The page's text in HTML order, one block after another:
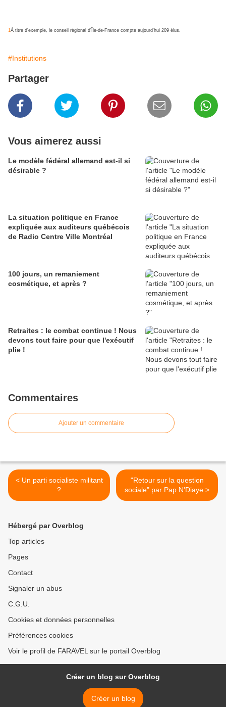
1À titre d'exemple, le conseil régional d'Île-de-France compte aujourd'hui 209 élus.
#Institutions
Partager
Vous aimerez aussi
Le modèle fédéral allemand est-il si
désirable ?
La situation politique en France
expliquée aux auditeurs québécois
de Radio Centre Ville Montréal
100 jours, un remaniement
cosmétique, et après ?
Retraites : le combat continue ! Nous
devons tout faire pour que l'exécutif
plie !
Commentaires
Ajouter un commentaire
< Un parti socialiste militant
?
"Retour sur la question
sociale" par Pap N'Diaye >
Hébergé par Overblog
Top articles
Pages
Contact
Signaler un abus
C.G.U.
Cookies et données personnelles
Préférences cookies
Voir le profil de FARAVEL sur le portail Overblog
Créer un blog sur Overblog
Créer un blog